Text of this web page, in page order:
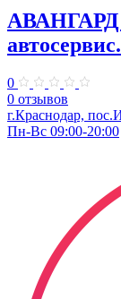
АВАНГАРД
автосервис.
0
0 отзывов
г.Краснодар,
Пн-Вс 09:00-20:00